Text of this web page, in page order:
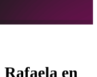
Rafaela en